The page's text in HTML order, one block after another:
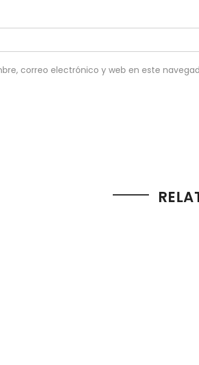
correo electrónico y web en este